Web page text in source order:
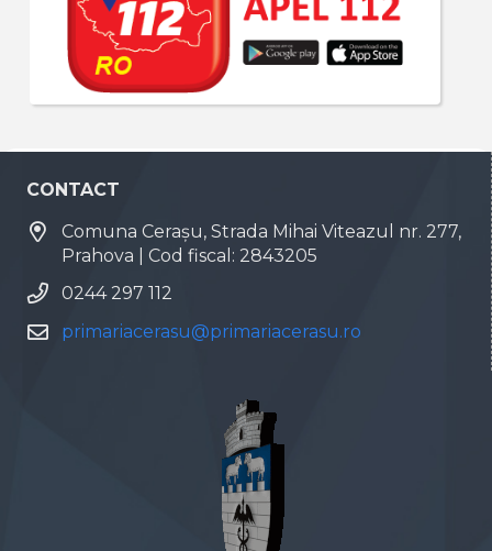
CONTACT
Comuna Cerașu, Strada Mihai Viteazul nr. 277,
Prahova | Cod fiscal: 2843205
0244 297 112
primariacerasu@primariacerasu.ro